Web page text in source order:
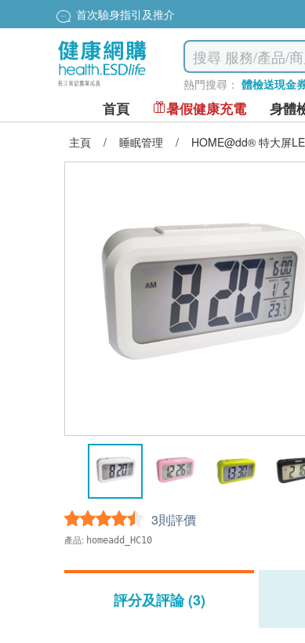
首次驗身指引及推介
熱門搜尋： 體檢送現金
首頁 暑假健康充電 身體
主頁 / 睡眠管理 / HOME@dd® 特大屏
3則評價
產品: homeadd_HC10
評分及評論 (3)